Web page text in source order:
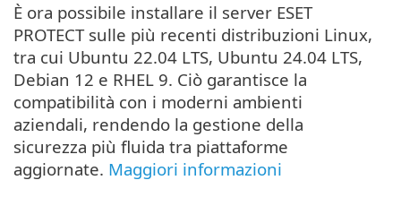
È ora possibile installare il server ESET
PROTECT sulle più recenti distribuzioni Linux,
tra cui Ubuntu 22.04 LTS, Ubuntu 24.04 LTS,
Debian 12 e RHEL 9. Ciò garantisce la
compatibilità con i moderni ambienti
aziendali, rendendo la gestione della
sicurezza più fluida tra piattaforme
aggiornate. Maggiori informazioni